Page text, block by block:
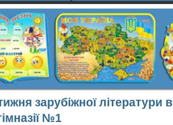
зарубіжної літератури в
№1